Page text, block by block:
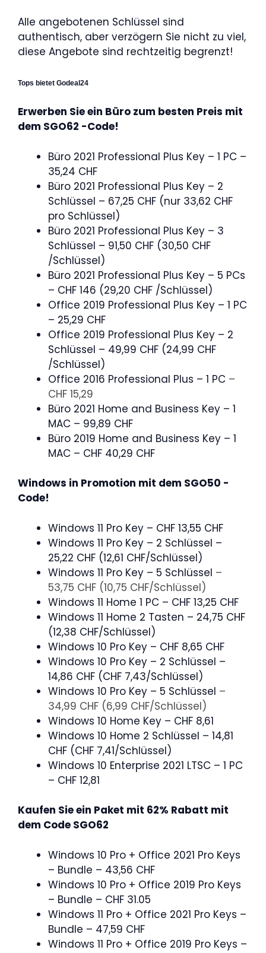
Alle angebotenen Schlüssel sind
authentisch, aber verzögern Sie nicht zu viel,
diese Angebote sind rechtzeitig begrenzt!
Tops bietet Godeal24
Erwerben Sie ein Büro zum besten Preis mit
dem SGO62 -Code!
Büro 2021 Professional Plus Key – 1 PC –
35,24 CHF
Büro 2021 Professional Plus Key – 2
Schlüssel – 67,25 CHF (nur 33,62 CHF
pro Schlüssel)
Büro 2021 Professional Plus Key – 3
Schlüssel – 91,50 CHF (30,50 CHF
/Schlüssel)
Büro 2021 Professional Plus Key – 5 PCs
– CHF 146 (29,20 CHF /Schlüssel)
Office 2019 Professional Plus Key – 1 PC
– 25,29 CHF
Office 2019 Professional Plus Key – 2
Schlüssel – 49,99 CHF (24,99 CHF
/Schlüssel)
Office 2016 Professional Plus – 1 PC –
CHF 15,29
Büro 2021 Home and Business Key – 1
MAC – 99,89 CHF
Büro 2019 Home and Business Key – 1
MAC – CHF 40,29 CHF
Windows in Promotion mit dem SGO50 -
Code!
Windows 11 Pro Key – CHF 13,55 CHF
Windows 11 Pro Key – 2 Schlüssel –
25,22 CHF (12,61 CHF/Schlüssel)
Windows 11 Pro Key – 5 Schlüssel –
53,75 CHF (10,75 CHF/Schlüssel)
Windows 11 Home 1 PC – CHF 13,25 CHF
Windows 11 Home 2 Tasten – 24,75 CHF
(12,38 CHF/Schlüssel)
Windows 10 Pro Key – CHF 8,65 CHF
Windows 10 Pro Key – 2 Schlüssel –
14,86 CHF (CHF 7,43/Schlüssel)
Windows 10 Pro Key – 5 Schlüssel –
34,99 CHF (6,99 CHF/Schlüssel)
Windows 10 Home Key – CHF 8,61
Windows 10 Home 2 Schlüssel – 14,81
CHF (CHF 7,41/Schlüssel)
Windows 10 Enterprise 2021 LTSC – 1 PC
– CHF 12,81
Kaufen Sie ein Paket mit 62% Rabatt mit
dem Code SGO62
Windows 10 Pro + Office 2021 Pro Keys
– Bundle – 43,56 CHF
Windows 10 Pro + Office 2019 Pro Keys
– Bundle – CHF 31.05
Windows 11 Pro + Office 2021 Pro Keys –
Bundle – 47,59 CHF
Windows 11 Pro + Office 2019 Pro Keys –